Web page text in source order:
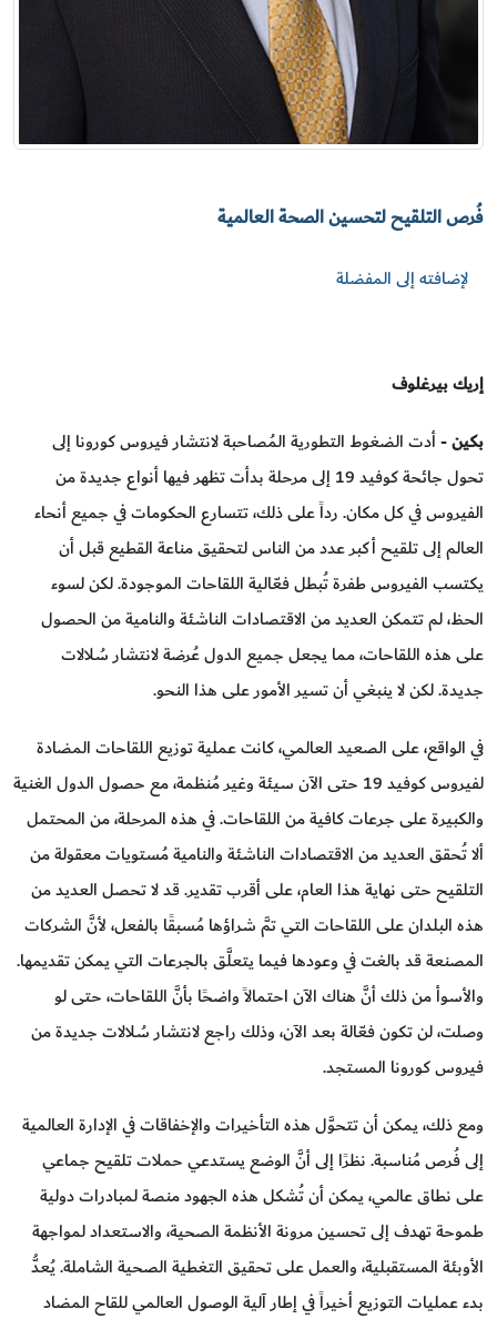
فُرص التلقيح لتحسين الصحة العالمية
لإضافته إلى المفضلة
إريك بيرغلوف
بكين- أدت الضغوط التطورية المُصاحبة لانتشار فيروس كورونا إلى
تحول جائحة كوفيد 19 إلى مرحلة بدأت تظهر فيها أنواع جديدة من
الفيروس في كل مكان. رداً على ذلك، تتسارع الحكومات في جميع أنحاء
العالم إلى تلقيح أكبر عدد من الناس لتحقيق مناعة القطيع قبل أن
يكتسب الفيروس طفرة تُبطل فعّالية اللقاحات الموجودة. لكن لسوء
الحظ، لم تتمكن العديد من الاقتصادات الناشئة والنامية من الحصول
على هذه اللقاحات، مما يجعل جميع الدول عُرضة لانتشار سُلالات
جديدة. لكن لا ينبغي أن تسير الأمور على هذا النحو.
في الواقع، على الصعيد العالمي، كانت عملية توزيع اللقاحات المضادة
لفيروس كوفيد 19 حتى الآن سيئة وغير مُنظمة، مع حصول الدول الغنية
والكبيرة على جرعات كافية من اللقاحات. في هذه المرحلة، من المحتمل
ألا تُحقق العديد من الاقتصادات الناشئة والنامية مُستويات معقولة من
التلقيح حتى نهاية هذا العام، على أقرب تقدير. قد لا تحصل العديد من
هذه البلدان على اللقاحات التي تمَّ شراؤها مُسبقًا بالفعل، لأنَّ الشركات
المصنعة قد بالغت في وعودها فيما يتعلَّق بالجرعات التي يمكن تقديمها.
والأسوأ من ذلك أنَّ هناك الآن احتمالاً واضحًا بأنَّ اللقاحات، حتى لو
وصلت، لن تكون فعّالة بعد الآن، وذلك راجع لانتشار سُلالات جديدة من
فيروس كورونا المستجد.
ومع ذلك، يمكن أن تتحوَّل هذه التأخيرات والإخفاقات في الإدارة العالمية
إلى فُرص مُناسبة. نظرًا إلى أنَّ الوضع يستدعي حملات تلقيح جماعي
على نطاق عالمي، يمكن أن تُشكل هذه الجهود منصة لمبادرات دولية
طموحة تهدف إلى تحسين مرونة الأنظمة الصحية، والاستعداد لمواجهة
الأوبئة المستقبلية، والعمل على تحقيق التغطية الصحية الشاملة. يُعدُّ
بدء عمليات التوزيع أخيراً في إطار آلية الوصول العالمي للقاح المضاد